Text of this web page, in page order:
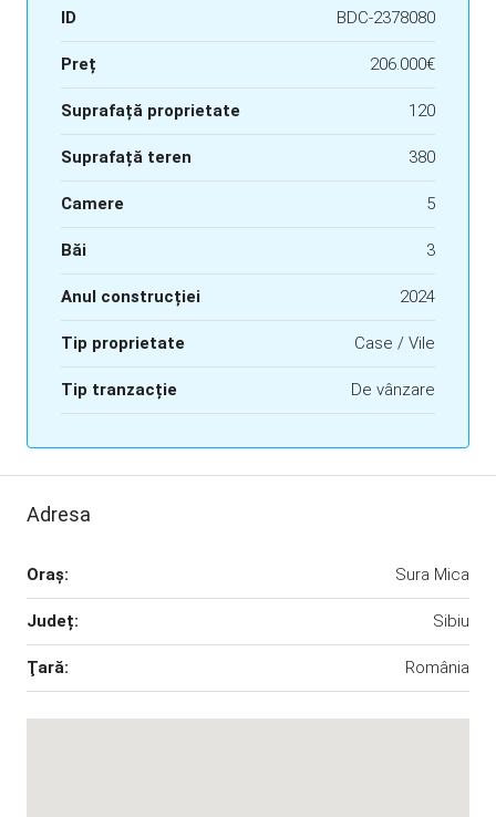
ID BDC-2378080
Preț 206.000€
Suprafață proprietate 120
Suprafață teren 380
Camere 5
Băi 3
Anul construcției 2024
Tip proprietate Case / Vile
Tip tranzacție De vânzare
Adresa
Oraş: Sura Mica
Județ: Sibiu
Ţară: România